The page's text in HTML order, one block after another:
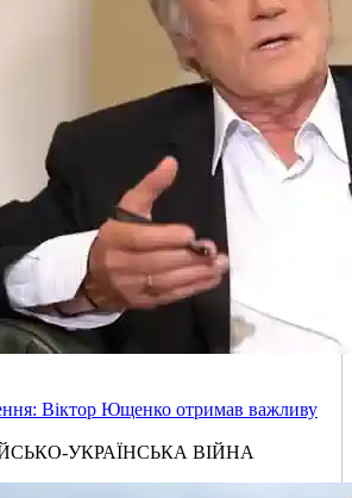
Віктор Ющенко отримав важливу
УКРАЇНСЬКА ВІЙНА